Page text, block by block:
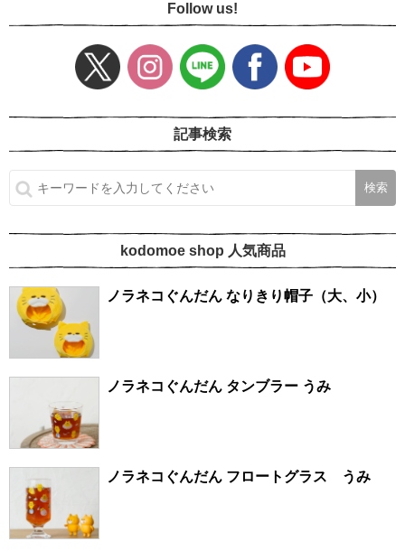
Follow us!
記事検索
kodomoe shop 人気商品
ノラネコぐんだん なりきり帽子（大、小）
ノラネコぐんだん タンブラー うみ
ノラネコぐんだん フロートグラス うみ